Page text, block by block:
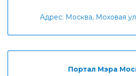
Адрес: Москва, Моховая
Портал Мэра